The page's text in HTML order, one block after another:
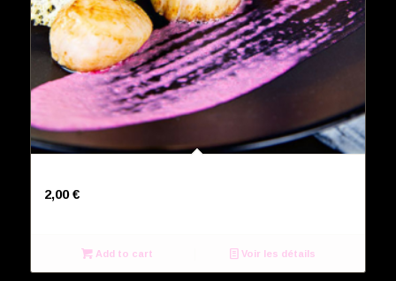
2,00€
Add to cart Voir les détails